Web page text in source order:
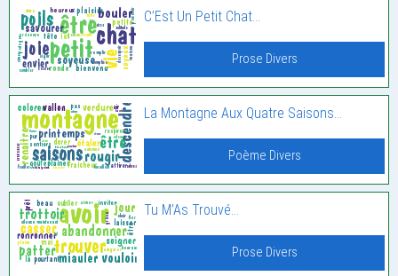
C’Est Un Petit Chat…
Prose Divers
La Montagne Aux Quatre Saisons…
Poème Divers
Tu M’As Trouvé…
Prose Divers